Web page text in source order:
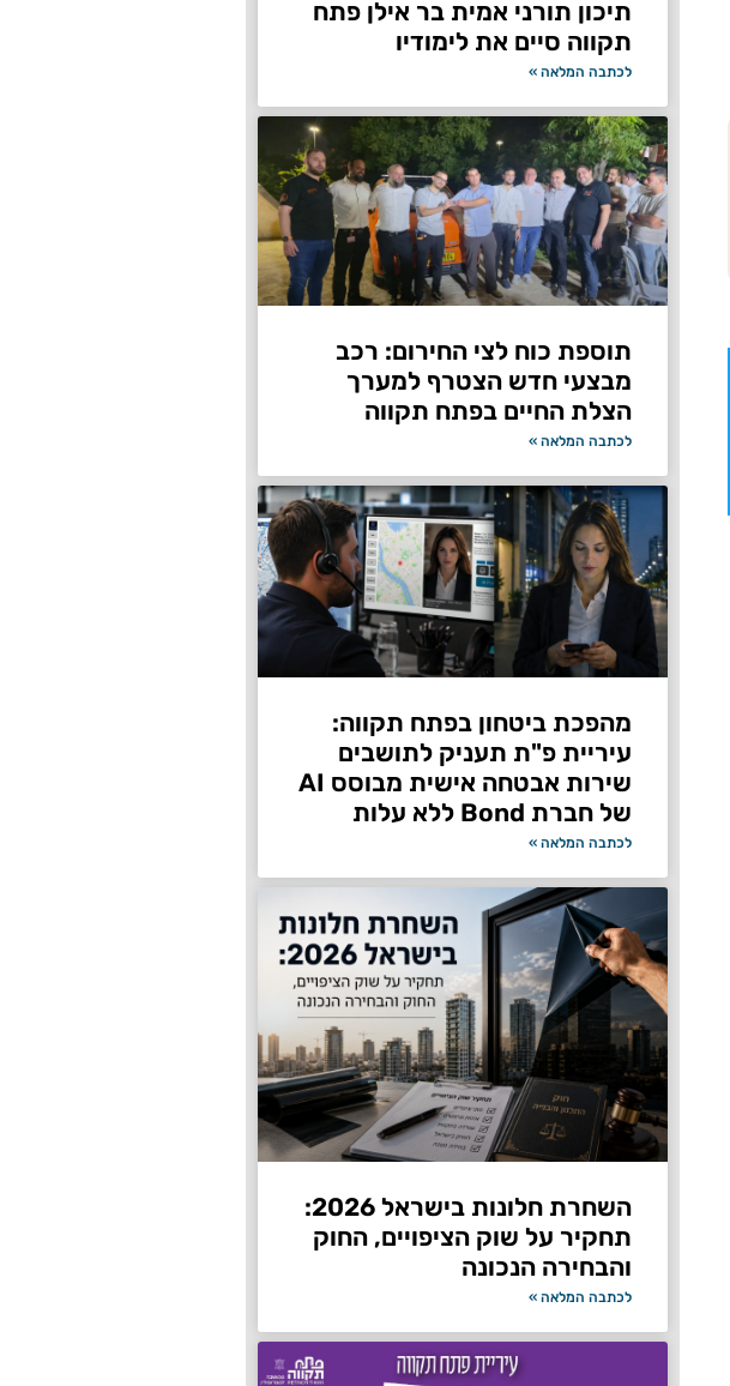
תיכון תורני אמית בר אילן פתח
תקווה סיים את לימודיו
לכתבה המלאה »
תוספת כוח לצי החירום: רכב
מבצעי חדש הצטרף למערך
הצלת החיים בפתח תקווה
לכתבה המלאה »
מהפכת ביטחון בפתח תקווה:
עיריית פ"ת תעניק לתושבים
שירות אבטחה אישית מבוסס AI
של חברת Bond ללא עלות
לכתבה המלאה »
השחרת חלונות בישראל 2026:
תחקיר על שוק הציפויים, החוק
והבחירה הנכונה
לכתבה המלאה »